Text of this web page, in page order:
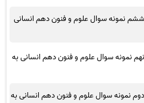
ششم نمونه سوال علوم و فنون دهم انسانی
نمونه سوال علوم و فنون دهم انسانی به
دوم نمونه سوال علوم و فنون دهم انسانی به